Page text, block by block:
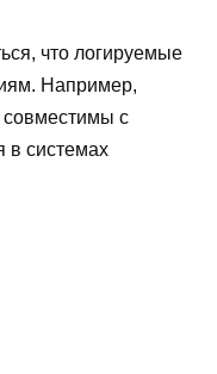
что логируемые
Например,
с
в системах